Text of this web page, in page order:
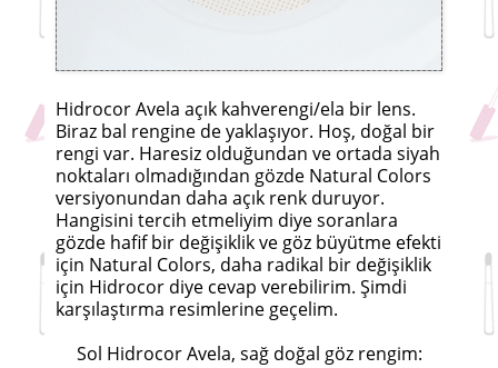
Hidrocor Avela açık kahverengi/ela bir lens.
Biraz bal rengine de yaklaşıyor. Hoş, doğal bir
rengi var. Haresiz olduğundan ve ortada siyah
noktaları olmadığından gözde Natural Colors
versiyonundan daha açık renk duruyor.
Hangisini tercih etmeliyim diye soranlara
gözde hafif bir değişiklik ve göz büyütme efekti
için Natural Colors, daha radikal bir değişiklik
için Hidrocor diye cevap verebilirim. Şimdi
karşılaştırma resimlerine geçelim.
Sol Hidrocor Avela, sağ doğal göz rengim: